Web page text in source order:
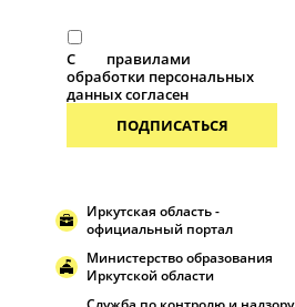
С
правилами
обработки персональных
данных согласен
ПОДПИСАТЬСЯ
Иркутская область -
официальный портал
Министерство образования
Иркутской области